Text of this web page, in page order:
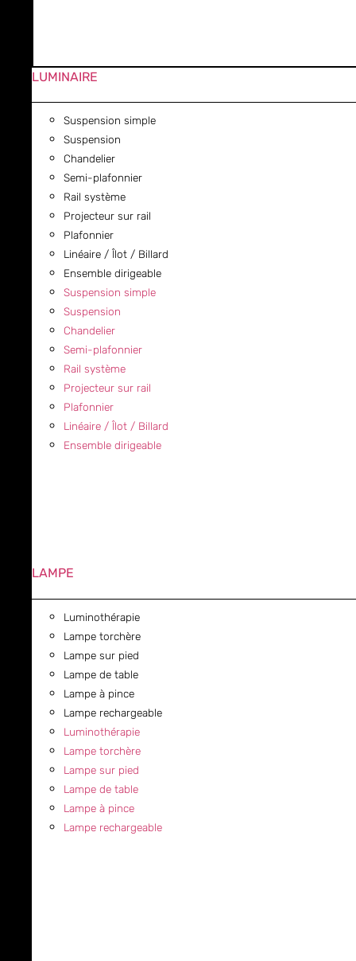
LUMINAIRE
Suspension simple
Suspension
Chandelier
Semi-plafonnier
Rail système
Projecteur sur rail
Plafonnier
Linéaire / Îlot / Billard
Ensemble dirigeable
Suspension simple
Suspension
Chandelier
Semi-plafonnier
Rail système
Projecteur sur rail
Plafonnier
Linéaire / Îlot / Billard
Ensemble dirigeable
LAMPE
Luminothérapie
Lampe torchère
Lampe sur pied
Lampe de table
Lampe à pince
Lampe rechargeable
Luminothérapie
Lampe torchère
Lampe sur pied
Lampe de table
Lampe à pince
Lampe rechargeable